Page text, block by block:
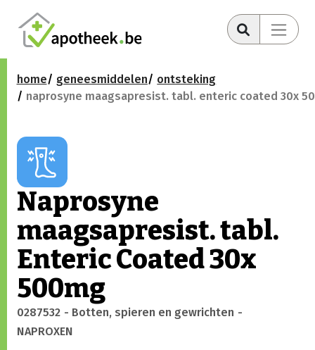
home geneesmiddelen
ontsteking
naprosyne maagsapresist. tabl. enteric coated 30x
Naprosyne
maagsapresist. tabl.
Enteric Coated 30x
500mg
0287532 - Botten, spieren en gewrichten -
NAPROXEN